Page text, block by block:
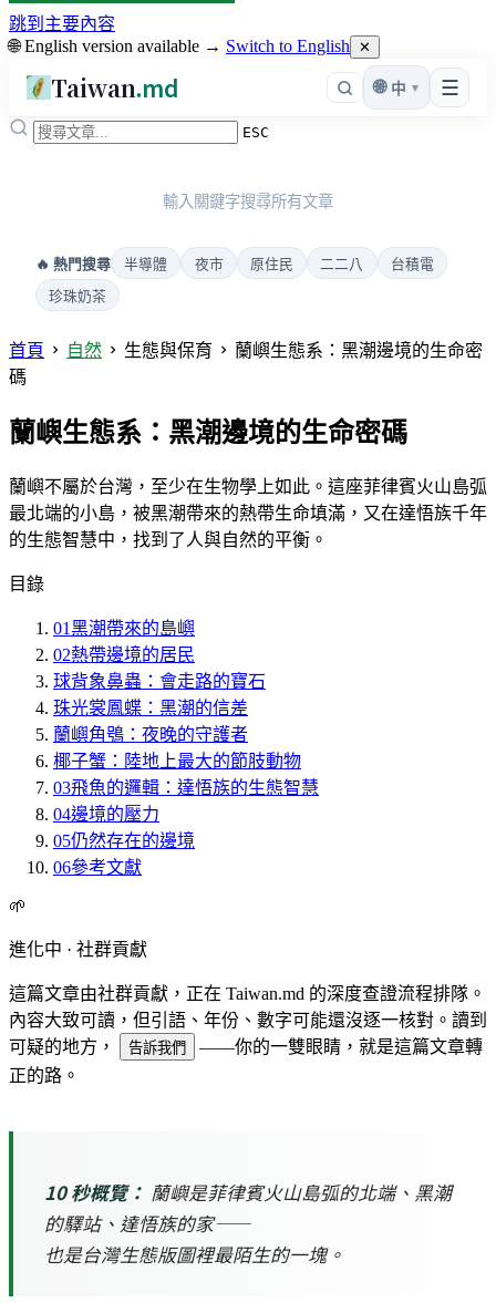
跳到主要內容
🌐 English version available → Switch to English ✕
Taiwan.md ☰
🌐 中 ▾
ESC
輸入關鍵字搜尋所有文章
🔥 熱門搜尋 半導體 夜市 原住民 二二八
台積電
珍珠奶茶
首頁 自然 生態與保育
蘭嶼生態系：黑潮邊境的生命密
碼
蘭嶼生態系：黑潮邊境的生命密碼
蘭嶼不屬於台灣，至少在生物學上如此。這座菲律賓火山島弧
最北端的小島，被黑潮帶來的熱帶生命填滿，又在達悟族千年
的生態智慧中，找到了人與自然的平衡。
目錄
01黑潮帶來的島嶼
02熱帶邊境的居民
球背象鼻蟲：會走路的寶石
珠光裳鳳蝶：黑潮的信差
蘭嶼角鴞：夜晚的守護者
椰子蟹：陸地上最大的節肢動物
03飛魚的邏輯：達悟族的生態智慧
04邊境的壓力
05仍然存在的邊境
06參考文獻
🌱
進化中 · 社群貢獻
這篇文章由社群貢獻，正在 Taiwan.md 的深度查證流程排隊。
內容大致可讀，但引語、年份、數字可能還沒逐一核對。讀到
可疑的地方，
告訴我們
——你的一雙眼睛，就是這篇文章轉
正的路。
10 秒概覽： 蘭嶼是菲律賓火山島弧的北端、黑潮
的驛站、達悟族的家——
也是台灣生態版圖裡最陌生的一塊。